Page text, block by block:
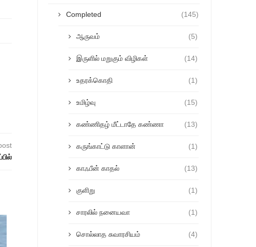
Completed (145)
ஆருவம் (5)
இருளில் மறுகும் விழிகள் (14)
உதரக்கொதி (1)
உமிழ்வு (15)
கண்ணிதழ் மீட்டாதே கண்ணா (13)
கருங்காட்டு காளான் (1)
காஃபீன் காதல் (13)
குளிறு (1)
சாரலில் நனையவா (1)
சொல்லாத சுவாரசியம் (4)